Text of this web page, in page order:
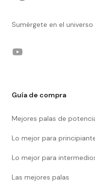
Sumérgete en el
YouTube
Guía de compra
Mejores palas de
Lo mejor para
Lo mejor para
Las mejores palas